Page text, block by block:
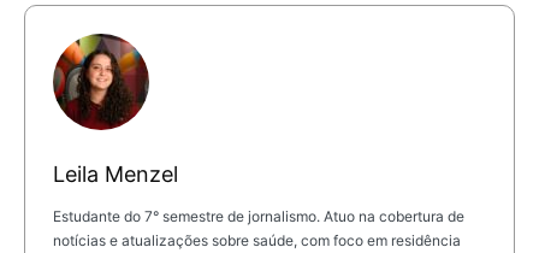
Leila Menzel
Estudante do 7° semestre de jornalismo. Atuo na cobertura de
notícias e atualizações sobre saúde, com foco em residência